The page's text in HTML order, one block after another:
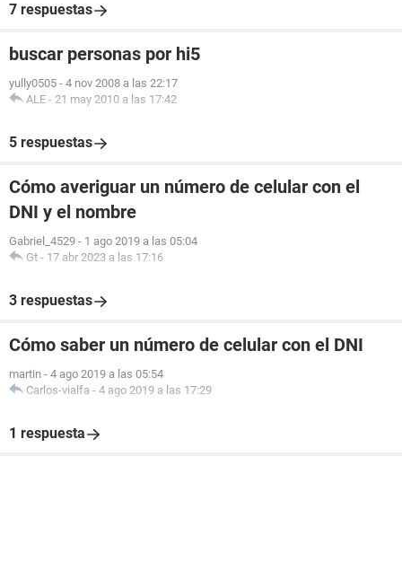
7 respuestas
buscar personas por hi5
yully0505 - 4 nov 2008 a las 22:17
ALE - 21 may 2010 a las 17:42
5 respuestas
Cómo averiguar un número de celular con el
DNI y el nombre
Gabriel_4529 - 1 ago 2019 a las 05:04
Gt - 17 abr 2023 a las 17:16
3 respuestas
Cómo saber un número de celular con el DNI
martin - 4 ago 2019 a las 05:54
Carlos-vialfa - 4 ago 2019 a las 17:29
1 respuesta